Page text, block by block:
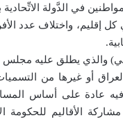
في الدَّولة
إقليم، واختلاف عدد
والذي يطلق عليه مجلس
أو غيرها من
فيه عادة على أساس
الأقاليم